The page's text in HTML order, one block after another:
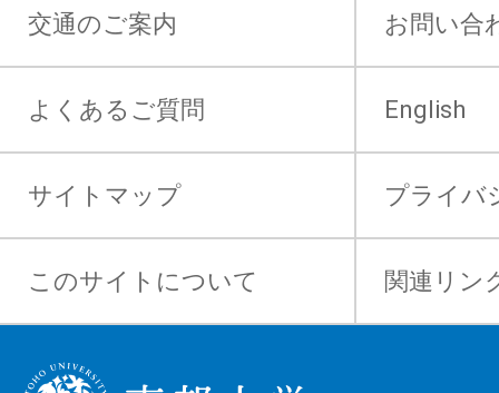
交通のご案内 お問い合
よくあるご質問 English
サイトマップ プライバ
このサイトについて 関連リン